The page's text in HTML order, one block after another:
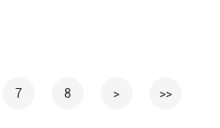
7 8 > >>